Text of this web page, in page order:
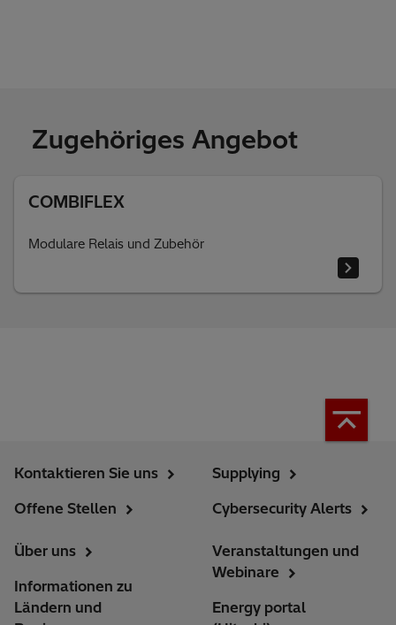
Zugehöriges Angebot
COMBIFLEX
Modulare Relais und Zubehör
Kontaktieren Sie uns
Offene Stellen
Supplying
Cybersecurity Alerts
Über uns
Informationen zu
Ländern und
Veranstaltungen und
Webinare
Energy portal